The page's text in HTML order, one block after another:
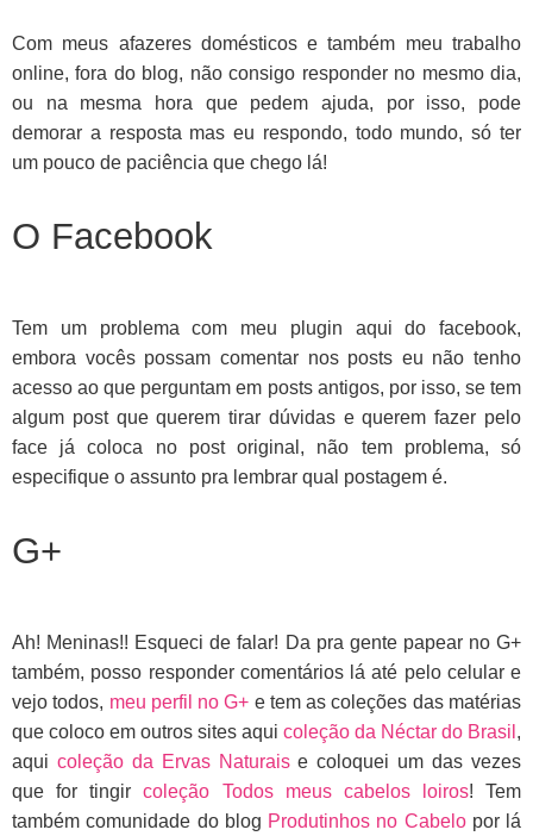
Com meus afazeres domésticos e também meu trabalho
online, fora do blog, não consigo responder no mesmo dia,
ou na mesma hora que pedem ajuda, por isso, pode
demorar a resposta mas eu respondo, todo mundo, só ter
um pouco de paciência que chego lá!
O Facebook
Tem um problema com meu plugin aqui do facebook,
embora vocês possam comentar nos posts eu não tenho
acesso ao que perguntam em posts antigos, por isso, se tem
algum post que querem tirar dúvidas e querem fazer pelo
face já coloca no post original, não tem problema, só
especifique o assunto pra lembrar qual postagem é.
G+
Ah! Meninas!! Esqueci de falar! Da pra gente papear no G+
também, posso responder comentários lá até pelo celular e
vejo todos, meu perfil no G+ e tem as coleções das matérias
que coloco em outros sites aqui coleção da Néctar do Brasil ,
aqui coleção da Ervas Naturaise coloquei um das vezes
que for tingircoleção Todos meus cabelos loiros! Tem
também comunidade do blog Produtinhos no Cabelopor lá